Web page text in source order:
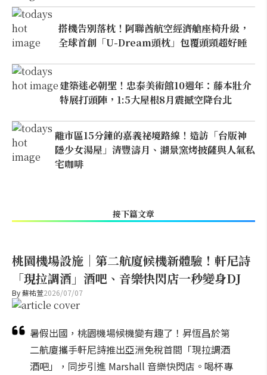
搭機告別落枕！阿聯酋航空經濟艙座椅升級，
全球首創「U-Dream頭枕」包覆頭頸超好睡
建築迷必朝聖！忠泰美術館10週年：藤本壯介
特展打頭陣，1:5大屋根8月震撼空降台北
離市區15分鐘的嘉義祕境路線！造訪「台版神
隱少女湯屋」清豐濤月、湖景窯烤披薩與人氣私
宅咖啡
接下篇文章
桃園機場設施｜第二航廈候機新體驗！軒尼詩
「現拉調酒」酒吧、音樂快閃店一秒變身DJ
By蘇祐萱2026/07/07
暑假出國，桃園機場候機變有趣了！昇恆昌於第
二航廈攜手軒尼詩推出亞洲免稅首間「現拉調酒
酒吧」，同步引進 Marshall 音樂快閃店。喝杯專